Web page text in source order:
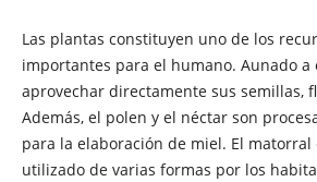
Las plantas constituyen uno de los
importantes para el humano. Aunado a
aprovechar directamente sus semillas,
Además, el polen y el néctar son
para la elaboración de miel. El matorral
utilizado de varias formas por los